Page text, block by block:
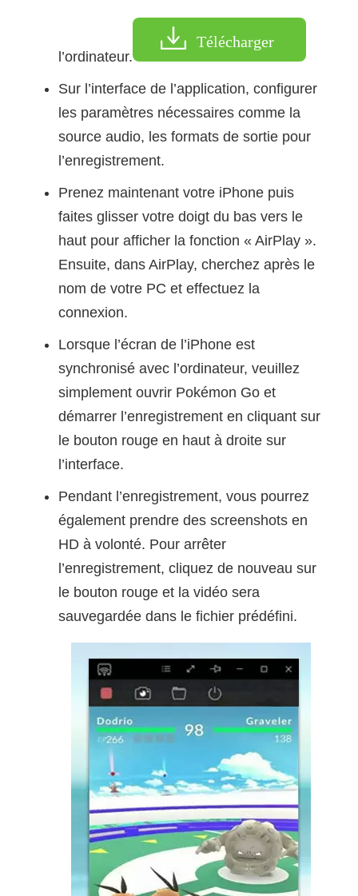
l’ordinateur.
Télécharger
Sur l’interface de l’application, configurer
les paramètres nécessaires comme la
source audio, les formats de sortie pour
l’enregistrement.
Prenez maintenant votre iPhone puis
faites glisser votre doigt du bas vers le
haut pour afficher la fonction « AirPlay ».
Ensuite, dans AirPlay, cherchez après le
nom de votre PC et effectuez la
connexion.
Lorsque l’écran de l’iPhone est
synchronisé avec l’ordinateur, veuillez
simplement ouvrir Pokémon Go et
démarrer l’enregistrement en cliquant sur
le bouton rouge en haut à droite sur
l’interface.
Pendant l’enregistrement, vous pourrez
également prendre des screenshots en
HD à volonté. Pour arrêter
l’enregistrement, cliquez de nouveau sur
le bouton rouge et la vidéo sera
sauvegardée dans le fichier prédéfini.